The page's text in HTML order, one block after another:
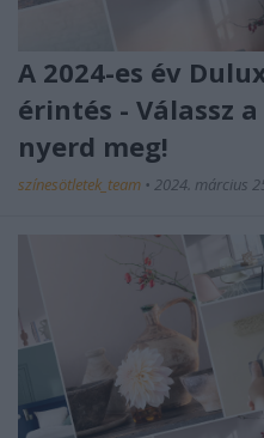
A 2024-es év
érintés - Válassz
nyerd meg!
színesötletek_team • 2024. március